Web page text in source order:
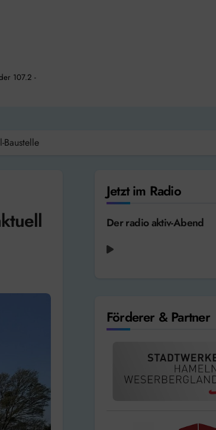
107.2 -
Jetzt im Radio
Der radio aktiv-Abend
Förderer & Partner